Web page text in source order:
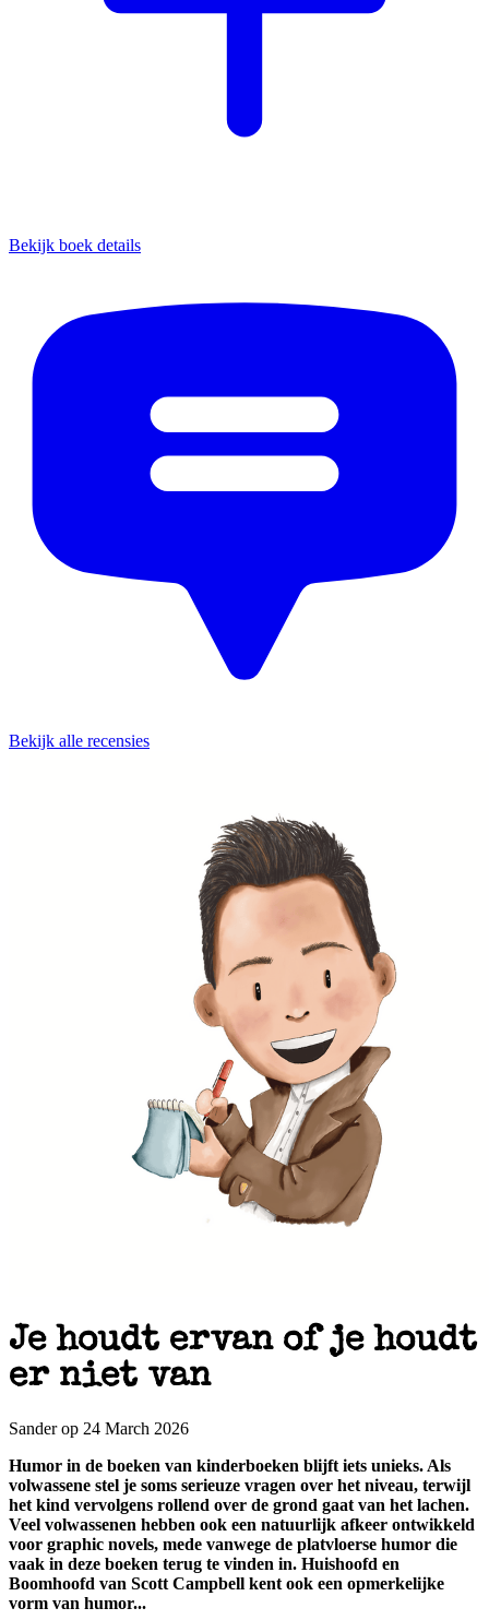
Bekijk boek details
Bekijk alle recensies
Je houdt ervan of je houdt
er niet van
Sander op 24 March 2026
Humor in de boeken van kinderboeken blijft iets unieks. Als
volwassene stel je soms serieuze vragen over het niveau, terwijl
het kind vervolgens rollend over de grond gaat van het lachen.
Veel volwassenen hebben ook een natuurlijk afkeer ontwikkeld
voor graphic novels, mede vanwege de platvloerse humor die
vaak in deze boeken terug te vinden in. Huishoofd en
Boomhoofd van Scott Campbell kent ook een opmerkelijke
vorm van humor...